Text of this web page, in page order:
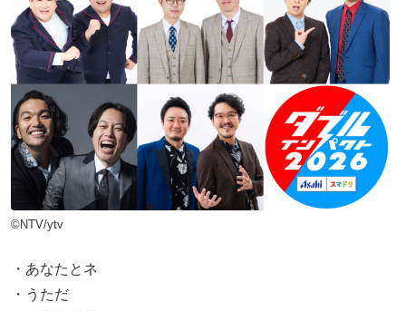
©NTV/ytv
・あなたとネ
・うただ